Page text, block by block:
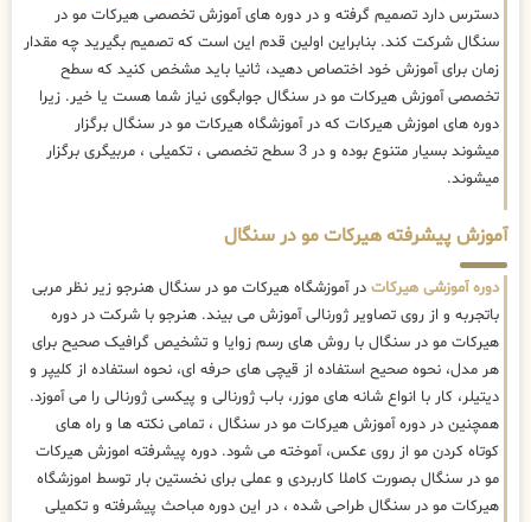
دسترس دارد تصمیم گرفته و در دوره های آموزش تخصصی هیرکات مو در
سنگال شرکت کند. بنابراین اولین قدم این است که تصمیم بگیرید چه مقدار
زمان برای آموزش خود اختصاص دهید، ثانیا باید مشخص کنید که سطح
تخصصی آموزش هیرکات مو در سنگال جوابگوی نیاز شما هست یا خیر. زیرا
دوره های اموزش هیرکات که در آموزشگاه هیرکات مو در سنگال برگزار
میشوند بسیار متنوع بوده و در 3 سطح تخصصی ، تکمیلی ، مربیگری برگزار
میشوند.
آموزش پیشرفته هیرکات مو در سنگال
دوره آموزشی هیرکات در آموزشگاه هیرکات مو در سنگال هنرجو زیر نظر مربی
باتجربه و از روی تصاویر ژورنالی آموزش می بیند. هنرجو با شرکت در دوره
هیرکات مو در سنگال با روش های رسم زوایا و تشخیص گرافیک صحیح برای
هر مدل، نحوه صحیح استفاده از قیچی های حرفه ای، نحوه استفاده از کلیپر و
دیتیلر، کار با انواع شانه های موزر، باب ژورنالی و پیکسی ژورنالی را می آموزد.
همچنین در دوره آموزش هیرکات مو در سنگال ، تمامی نکته ها و راه های
کوتاه کردن مو از روی عکس، آموخته می شود. دوره پیشرفته اموزش هیرکات
مو در سنگال بصورت کاملا کاربردی و عملی برای نخستین بار توسط اموزشگاه
هیرکات مو در سنگال طراحی شده ، در این دوره مباحث پیشرفته و تکمیلی